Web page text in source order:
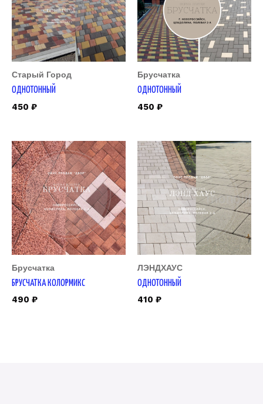
Старый Город
ОДНОТОННЫЙ
450 ₽
Брусчатка
ОДНОТОННЫЙ
450 ₽
Брусчатка
БРУСЧАТКА КОЛОРМИКС
490 ₽
ЛЭНДХАУС
ОДНОТОННЫЙ
410 ₽